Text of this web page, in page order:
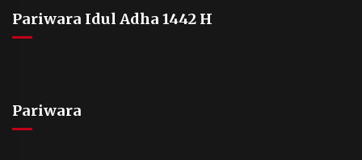
Pariwara Idul Adha 1442 H
Pariwara